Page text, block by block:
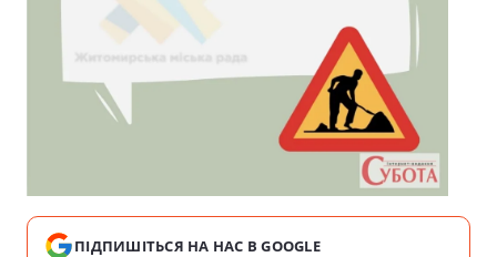
ПІДПИШІТЬСЯ НА НАС В GOOGLE